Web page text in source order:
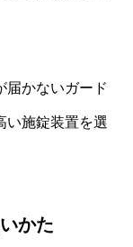
届かないガード
い施錠装置を選
かた